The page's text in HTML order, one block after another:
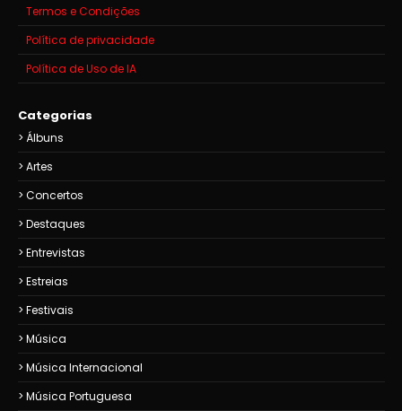
Termos e Condições
Política de privacidade
Política de Uso de IA
Categorias
Álbuns
Artes
Concertos
Destaques
Entrevistas
Estreias
Festivais
Música
Música Internacional
Música Portuguesa